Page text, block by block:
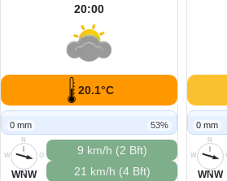
20:00
20.1°C
0 mm 53%
N
O
S
W
WNW
9 km/h (2 Bft)
21 km/h (4 Bft)
0 mm
N
S
W
WNW